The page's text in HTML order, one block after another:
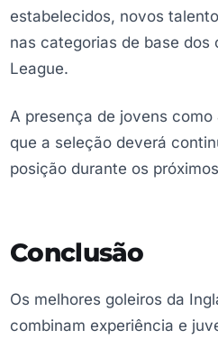
estabelecidos, novos
nas categorias de base dos
League.
A presença de jovens
que a seleção deverá
posição durante os
Conclusão
Os melhores goleiros da
combinam experiência e